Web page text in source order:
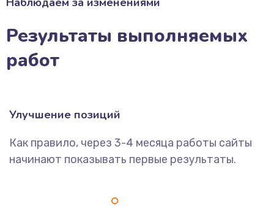
Результаты выполняемых
работ
Улучшение позиций
Как правило, через 3-4 месяца работы сайты
начинают показывать первые результаты.